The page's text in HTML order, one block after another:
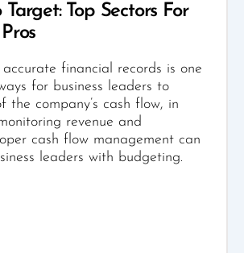
Target: Top Sectors For
financial records is one
for business leaders to
the company’s cash flow, in
revenue and
cash flow management can
leaders with budgeting.